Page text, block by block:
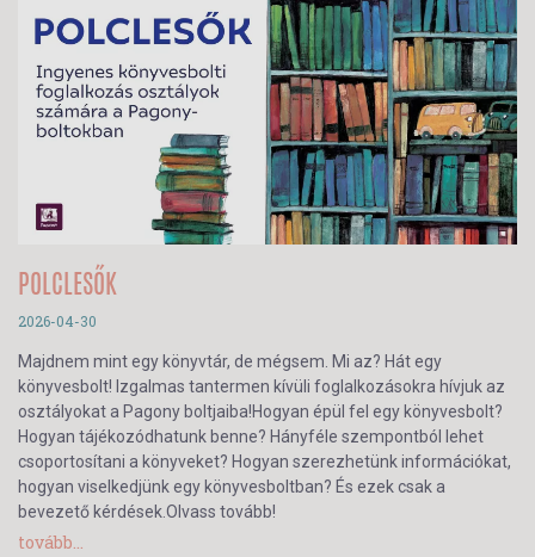
POLCLESŐK
2026-04-30
Majdnem mint egy könyvtár, de mégsem. Mi az? Hát egy
könyvesbolt! Izgalmas tantermen kívüli foglalkozásokra hívjuk az
osztályokat a Pagony boltjaiba!Hogyan épül fel egy könyvesbolt?
Hogyan tájékozódhatunk benne? Hányféle szempontból lehet
csoportosítani a könyveket? Hogyan szerezhetünk információkat,
hogyan viselkedjünk egy könyvesboltban? És ezek csak a
bevezető kérdések.Olvass tovább!
tovább...